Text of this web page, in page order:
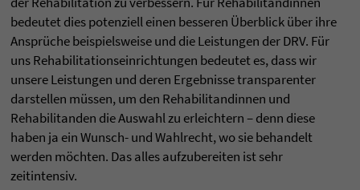
bedeutet dies potenziell einen besseren Überblick über ihre
Ansprüche beispielsweise und die Leistungen der DRV. Für
uns Rehabilitationseinrichtungen bedeutet es, dass wir
unsere Leistungen und deren Ergebnisse transparenter
darstellen müssen, um den Rehabilitandinnen und
Rehabilitanden die Auswahl zu erleichtern – denn diese
haben ja ein Wunsch- und Wahlrecht, wo sie behandelt
werden möchten. Das alles aufzubereiten ist sehr
zeitintensiv.